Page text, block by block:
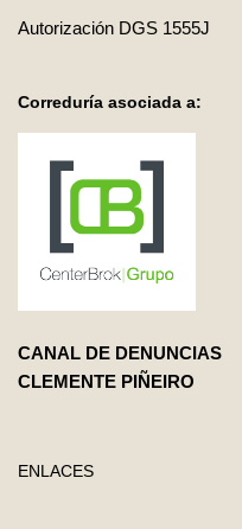
Autorización DGS 1555J
Correduría asociada a:
CANAL DE DENUNCIAS
CLEMENTE PIÑEIRO
ENLACES